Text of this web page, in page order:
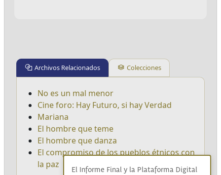
Archivos Relacionados Colecciones
No es un mal menor
Cine foro: Hay Futuro, si hay Verdad
Mariana
El hombre que teme
El hombre que danza
El compromiso de los pueblos étnicos con
la paz
El Informe Final y la Plataforma Digital